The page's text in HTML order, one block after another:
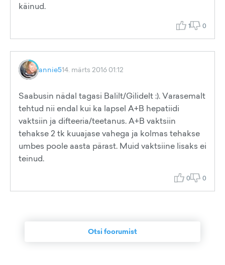
käinud.
1 0
annie514. märts 2016 01:12
Saabusin nädal tagasi Balilt/Gilidelt :). Varasemalt
tehtud nii endal kui ka lapsel A+B hepatiidi
vaktsiin ja difteeria/teetanus. A+B vaktsiin
tehakse 2 tk kuuajase vahega ja kolmas tehakse
umbes poole aasta pärast. Muid vaktsiine lisaks ei
teinud.
0 0
Otsi foorumist